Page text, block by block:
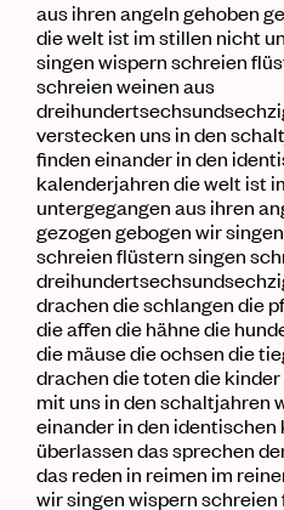
aus ihren angeln gehoben
diewelt ist im stillen nicht
singen wispern schreien
schreien weinen aus
verstecken uns in den
finden einander in den
kalenderjahren diewelt ist
untergegangen aus ihren
gezogen gebogen wir
schreien flüstern singen
drachen dieschlangen die
dieaffen die hähnedie
die mäusedie ochsen die
drachen die toten die kinder
mit uns in den schaltjahren
einander in den identischen
überlassen das sprechen
das reden in reimen im
wir singen wispern schreien